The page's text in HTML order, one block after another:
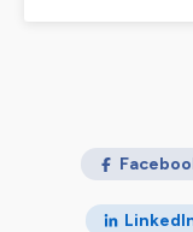
confidentialite